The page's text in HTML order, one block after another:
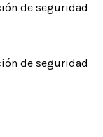
de seguridad
de seguridad